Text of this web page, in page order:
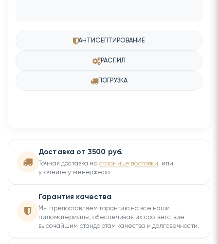
АНТИСЕПТИРОВАНИЕ
РАСПИЛ
ПОГРУЗКА
Доставка от 3500 руб.
Точная доставка на странице доставки, или
уточните у менеджера
Гарантия качества
Мы предоставляем гарантию на все наши
пиломатериалы, обеспечивая их соответствие
высочайшим стандартам качества и долговечности.